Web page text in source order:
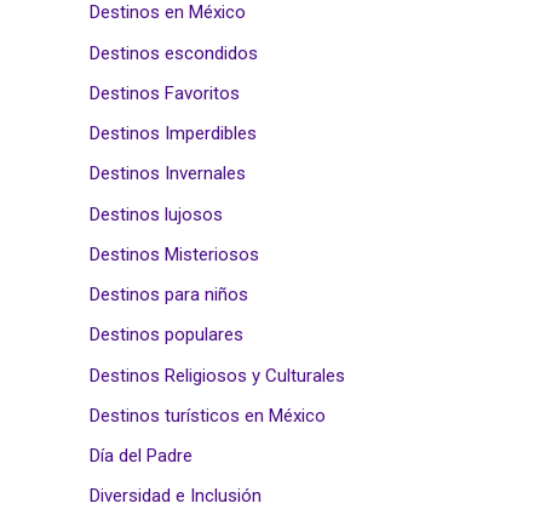
Destinos en México
Destinos escondidos
Destinos Favoritos
Destinos Imperdibles
Destinos Invernales
Destinos lujosos
Destinos Misteriosos
Destinos para niños
Destinos populares
Destinos Religiosos y Culturales
Destinos turísticos en México
Día del Padre
Diversidad e Inclusión